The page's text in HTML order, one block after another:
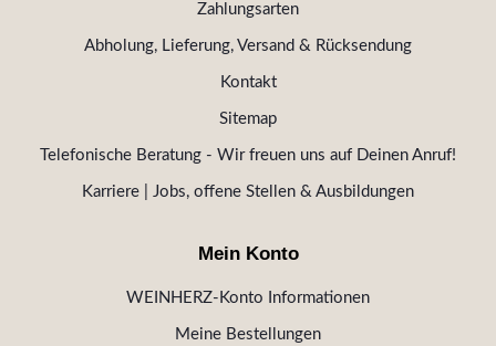
Zahlungsarten
Abholung, Lieferung, Versand & Rücksendung
Kontakt
Sitemap
Telefonische Beratung - Wir freuen uns auf Deinen Anruf!
Karriere | Jobs, offene Stellen & Ausbildungen
Mein Konto
WEINHERZ-Konto Informationen
Meine Bestellungen